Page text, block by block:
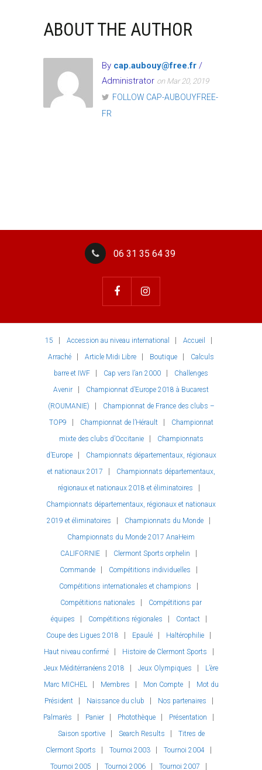
ABOUT THE AUTHOR
By cap.aubouy@free.fr /
Administrator on Mar 20, 2019
FOLLOW CAP-AUBOUYFREE-
FR
06 31 35 64 39
15 Accession au niveau international
Accueil
Arraché
Article Midi Libre Boutique
Calculs
barre et IWF
Cap vers l’an 2000
Challenges
Avenir
Championnat d’Europe 2018 à Bucarest
(ROUMANIE)
Championnat de France des clubs –
TOP9
Championnat de l’Hérault
Championnat
mixte des clubs d’Occitanie
Championnats
d’Europe
Championnats départementaux, régionaux
et nationaux 2017
Championnats départementaux,
régionaux et nationaux 2018 et éliminatoires
Championnats départementaux, régionaux et nationaux
2019 et éliminatoires
Championnats du Monde
Championnats du Monde 2017 AnaHeim
CALIFORNIE
Clermont Sports orphelin
Commande
Compétitions individuelles
Compétitions internationales et champions
Compétitions nationales
Compétitions par
équipes
Compétitions régionales
Contact
Coupe des Ligues 2018
Epaulé
Haltérophilie
Haut niveau confirmé
Histoire de Clermont Sports
Jeux Méditérranéens 2018
Jeux Olympiques
L’ère
Marc MICHEL
Membres Mon Compte
Mot du
Président
Naissance du club
Nos partenaires
Palmarès
Panier Photothèque
Présentation
Saison sportive
Search Results
Titres de
Clermont Sports
Tournoi 2003
Tournoi 2004
Tournoi 2005
Tournoi 2006 Tournoi 2007